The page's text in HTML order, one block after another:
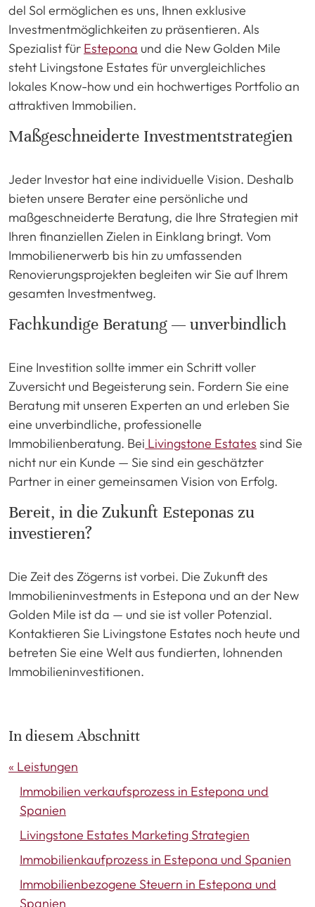
del Sol ermöglichen es uns, Ihnen exklusive
Investmentmöglichkeiten zu präsentieren. Als
Spezialist für Estepona und die New Golden Mile
steht Livingstone Estates für unvergleichliches
lokales Know-how und ein hochwertiges Portfolio an
attraktiven Immobilien.
Maßgeschneiderte Investmentstrategien
Jeder Investor hat eine individuelle Vision. Deshalb
bieten unsere Berater eine persönliche und
maßgeschneiderte Beratung, die Ihre Strategien mit
Ihren finanziellen Zielen in Einklang bringt. Vom
Immobilienerwerb bis hin zu umfassenden
Renovierungsprojekten begleiten wir Sie auf Ihrem
gesamten Investmentweg.
Fachkundige Beratung — unverbindlich
Eine Investition sollte immer ein Schritt voller
Zuversicht und Begeisterung sein. Fordern Sie eine
Beratung mit unseren Experten an und erleben Sie
eine unverbindliche, professionelle
Immobilienberatung. Bei Livingstone Estates sind Sie
nicht nur ein Kunde — Sie sind ein geschätzter
Partner in einer gemeinsamen Vision von Erfolg.
Bereit, in die Zukunft Esteponas zu
investieren?
Die Zeit des Zögerns ist vorbei. Die Zukunft des
Immobilieninvestments in Estepona und an der New
Golden Mile ist da — und sie ist voller Potenzial.
Kontaktieren Sie Livingstone Estates noch heute und
betreten Sie eine Welt aus fundierten, lohnenden
Immobilieninvestitionen.
In diesem Abschnitt
« Leistungen
Immobilien verkaufsprozess in Estepona und
Spanien
Livingstone Estates Marketing Strategien
Immobilienkaufprozess in Estepona und Spanien
Immobilienbezogene Steuern in Estepona und
Spanien